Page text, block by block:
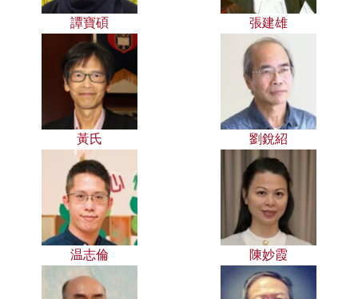
譚寶碩 張建雄
黃氏 劉銳紹
温志倫 陳妙霞